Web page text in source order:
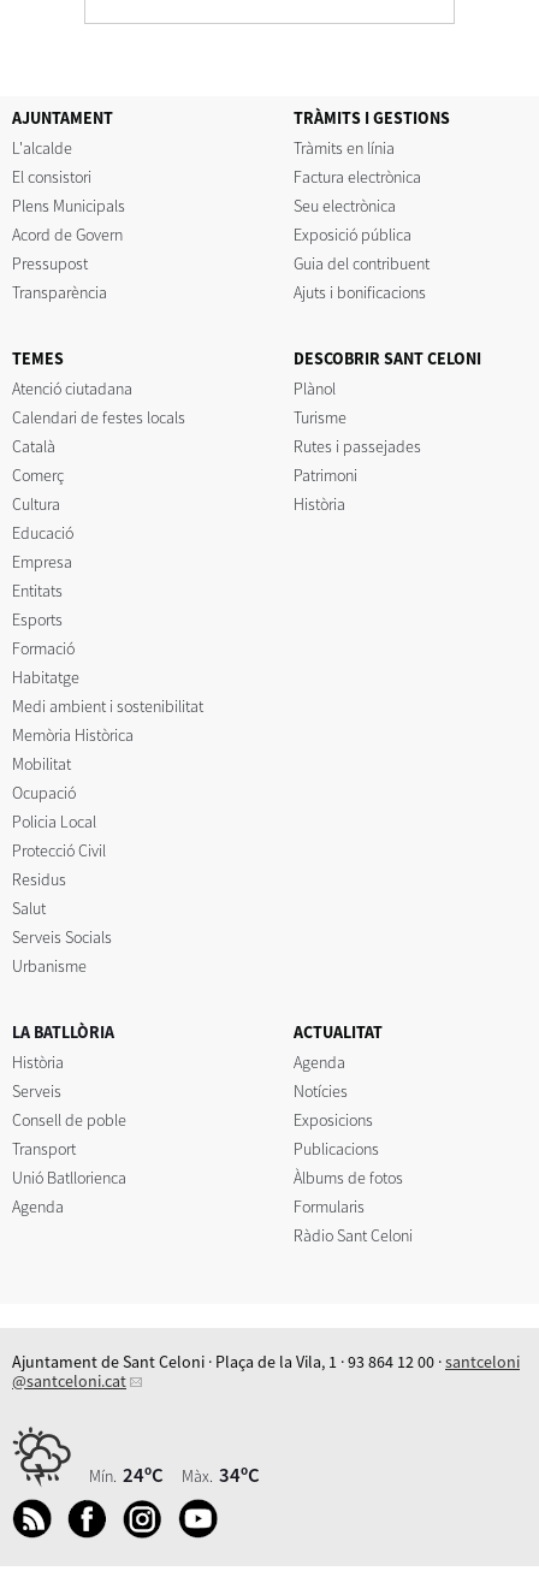
AJUNTAMENT
L'alcalde
El consistori
Plens Municipals
Acord de Govern
Pressupost
Transparència
TRÀMITS I GESTIONS
Tràmits en línia
Factura electrònica
Seu electrònica
Exposició pública
Guia del contribuent
Ajuts i bonificacions
TEMES
Atenció ciutadana
Calendari de festes locals
Català
Comerç
Cultura
Educació
Empresa
Entitats
Esports
Formació
Habitatge
Medi ambient i sostenibilitat
Memòria Històrica
Mobilitat
Ocupació
Policia Local
Protecció Civil
Residus
Salut
Serveis Socials
Urbanisme
DESCOBRIR SANT CELONI
Plànol
Turisme
Rutes i passejades
Patrimoni
Història
LA BATLLÒRIA
Història
Serveis
Consell de poble
Transport
Unió Batllorienca
Agenda
ACTUALITAT
Agenda
Notícies
Exposicions
Publicacions
Àlbums de fotos
Formularis
Ràdio Sant Celoni
Ajuntament de Sant Celoni · Plaça de la Vila, 1 · 93 864 12 00 ·santceloni
@santceloni.cat
Mín. 24ºC Màx. 34ºC